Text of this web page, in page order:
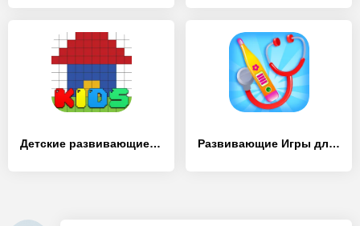
Детские развивающие игры 5 - [Взлом/МОД Все открыто] Развивающие Игры для Детей 5 - [Взлом/МОД Unlocked]